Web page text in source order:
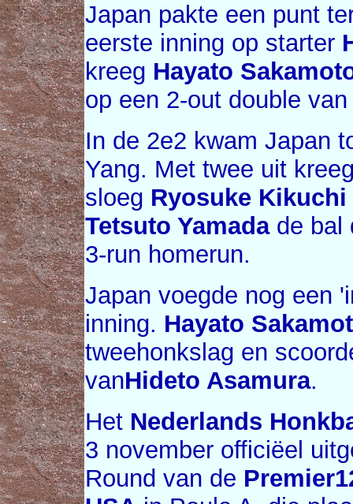
Japan pakte een punt
eerste inning op starter
kreeg Hayato
op een 2-out double
In de 2e2 kwam Japan
Yang. Met twee uit
sloeg Ryosuke Kikuchi
Tetsuto Yamadade bal
3-run homerun.
Japan voegde nog een
inning. Hayato
tweehonkslag en
vanHideto Asamura.
Het Nederlands
3 november officiëel
Round van de